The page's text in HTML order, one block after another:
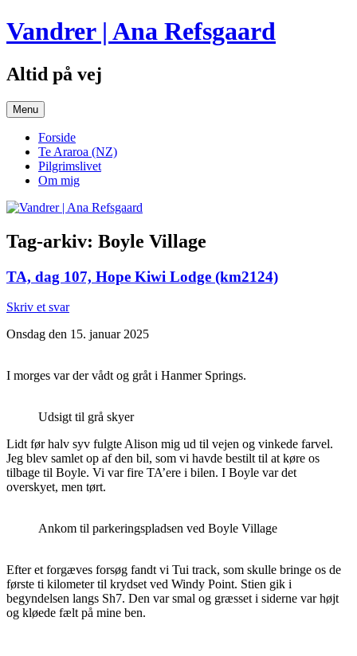
Hop
til
Vandrer | Ana Refsgaard
Altid på vej
Menu
Forside
Te Araroa (NZ)
Pilgrimslivet
Om mig
Tag-arkiv: Boyle Village
TA, dag 107, Hope Kiwi Lodge (km2124)
Skriv et svar
Onsdag den 15. januar 2025
I morges var der vådt og gråt i Hanmer Springs.
Udsigt til grå skyer
Lidt før halv syv fulgte Alison mig ud til vejen og vinkede farvel.
Jeg blev samlet op af den bil, som vi havde bestilt til at køre os
tilbage til Boyle. Vi var fire TA’ere i bilen. I Boyle var det
overskyet, men tørt.
Ankom til parkeringspladsen ved Boyle Village
Efter et forgæves forsøg fandt vi Tui track, som skulle bringe os de
første ti kilometer til krydset ved Windy Point. Stien gik i
begyndelsen langs Sh7. Den var smal og græsset i siderne var højt
og kløede fælt på mine ben.